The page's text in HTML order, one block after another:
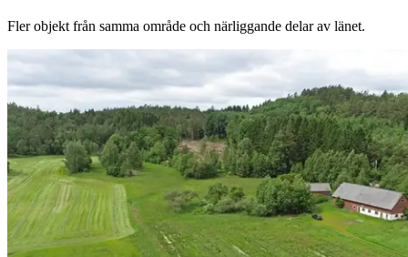
Fler objekt från samma område och närliggande delar av länet.